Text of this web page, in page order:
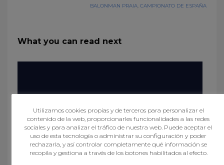
BALONMAN PRAIA CAMPIONATO DE ESPAÑA
What you can read next
Utilizamos cookies propias y de terceros para personalizar el
contenido de la web, proporcionarles funcionalidades a las redes
sociales y para analizar el tráfico de nuestra web. Puede aceptar el
uso de esta tecnología o administrar su configuración y poder
rechazarla, y así controlar completamente qué información se
recopila y gestiona a través de los botones habilitados al efecto.